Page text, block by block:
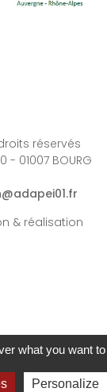
réservés
01007 BOURG
& réalisation
what you want to
Personalize